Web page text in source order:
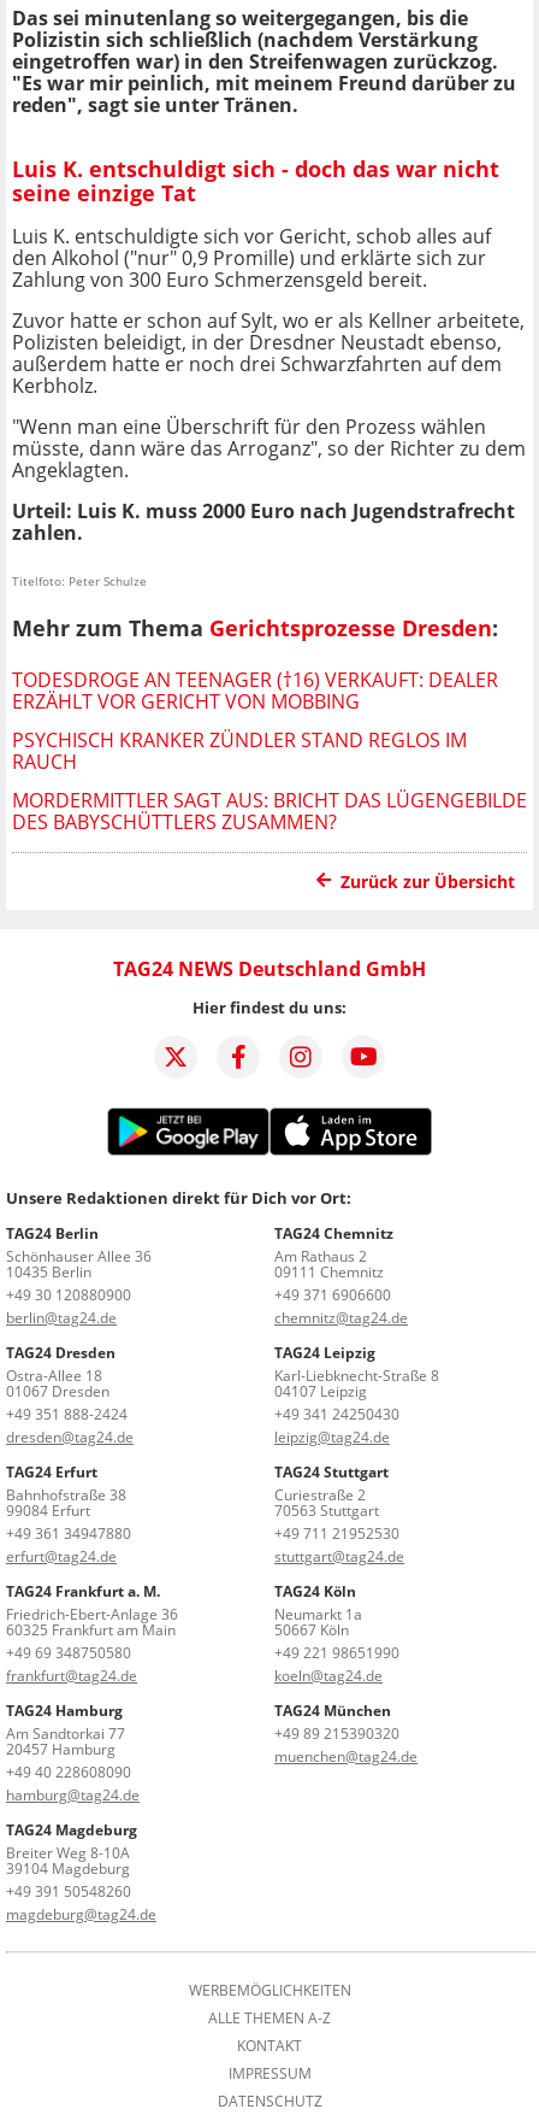
Das sei minutenlang so weitergegangen, bis die
Polizistin sich schließlich (nachdem Verstärkung
eingetroffen war) in den Streifenwagen zurückzog.
"Es war mir peinlich, mit meinem Freund darüber zu
reden", sagt sie unter Tränen.
Luis K. entschuldigt sich - doch das war nicht
seine einzige Tat
Luis K. entschuldigte sich vor Gericht, schob alles auf
den Alkohol ("nur" 0,9 Promille) und erklärte sich zur
Zahlung von 300 Euro Schmerzensgeld bereit.
Zuvor hatte er schon auf Sylt, wo er als Kellner arbeitete,
Polizisten beleidigt, in der Dresdner Neustadt ebenso,
außerdem hatte er noch drei Schwarzfahrten auf dem
Kerbholz.
"Wenn man eine Überschrift für den Prozess wählen
müsste, dann wäre das Arroganz", so der Richter zu dem
Angeklagten.
Urteil: Luis K. muss 2000 Euro nach Jugendstrafrecht
zahlen.
Titelfoto: Peter Schulze
Mehr zum Thema Gerichtsprozesse Dresden:
TODESDROGE AN TEENAGER (†16) VERKAUFT: DEALER
ERZÄHLT VOR GERICHT VON MOBBING
PSYCHISCH KRANKER ZÜNDLER STAND REGLOS IM
RAUCH
MORDERMITTLER SAGT AUS: BRICHT DAS LÜGENGEBILDE
DES BABYSCHÜTTLERS ZUSAMMEN?
Zurück zur Übersicht
TAG24 NEWS Deutschland GmbH
Hier findest du uns:
Unsere Redaktionen direkt für Dich vor Ort:
TAG24 Berlin
Schönhauser Allee 36
10435 Berlin
+49 30 120880900
berlin@tag24.de
TAG24 Chemnitz
Am Rathaus 2
09111 Chemnitz
+49 371 6906600
chemnitz@tag24.de
TAG24 Dresden
Ostra-Allee 18
01067 Dresden
+49 351 888-2424
dresden@tag24.de
TAG24 Leipzig
Karl-Liebknecht-Straße 8
04107 Leipzig
+49 341 24250430
leipzig@tag24.de
TAG24 Erfurt
Bahnhofstraße 38
99084 Erfurt
+49 361 34947880
erfurt@tag24.de
TAG24 Stuttgart
Curiestraße 2
70563 Stuttgart
+49 711 21952530
stuttgart@tag24.de
TAG24 Frankfurt a. M.
Friedrich-Ebert-Anlage 36
60325 Frankfurt am Main
+49 69 348750580
frankfurt@tag24.de
TAG24 Köln
Neumarkt 1a
50667 Köln
+49 221 98651990
koeln@tag24.de
TAG24 Hamburg
Am Sandtorkai 77
20457 Hamburg
+49 40 228608090
hamburg@tag24.de
TAG24 München
+49 89 215390320
muenchen@tag24.de
TAG24 Magdeburg
Breiter Weg 8-10A
39104 Magdeburg
+49 391 50548260
magdeburg@tag24.de
WERBEMÖGLICHKEITEN
ALLE THEMEN A-Z
KONTAKT
IMPRESSUM
DATENSCHUTZ